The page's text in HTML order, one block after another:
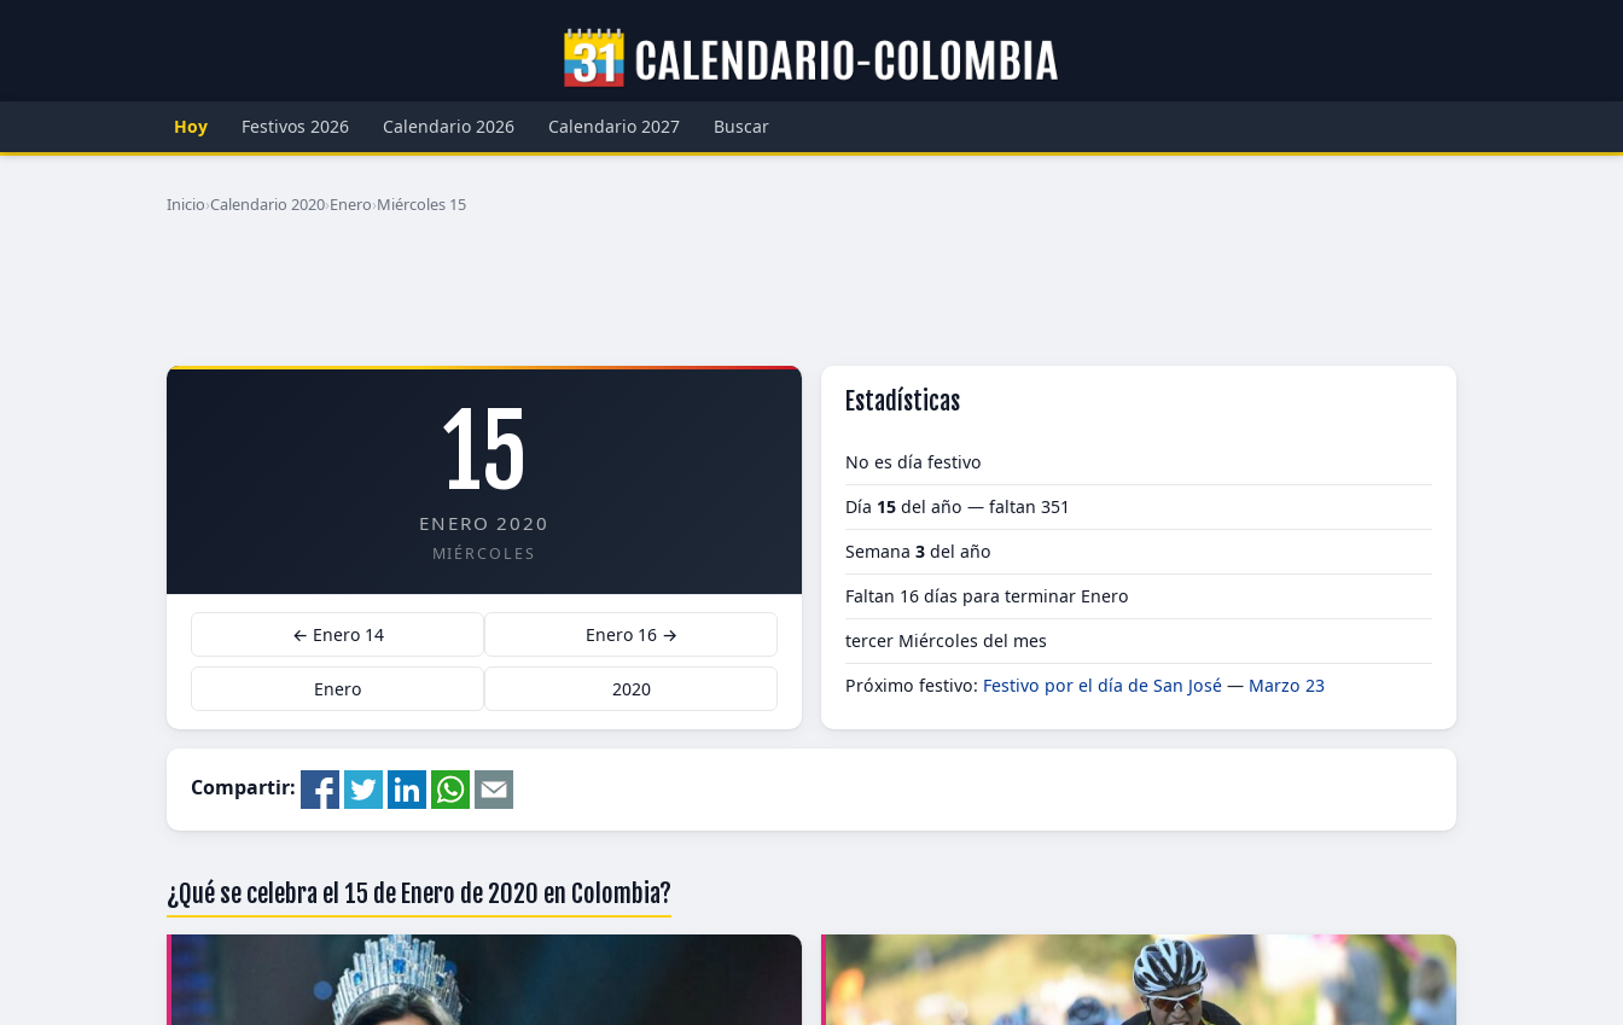
Hoy Festivos 2026 Calendario 2026 Calendario 2027 Buscar
Inicio›Calendario 2020›Enero›Miércoles 15
15
ENERO 2020
MIÉRCOLES
← Enero 14 Enero 16 →
Enero 2020
Estadísticas
No es día festivo
Día 15 del año — faltan 351
Semana 3 del año
Faltan 16 días para terminar Enero
tercer Miércoles del mes
Próximo festivo: Festivo por el día de San José — Marzo 23
Compartir:
¿Qué se celebra el 15 de Enero de 2020 en Colombia?